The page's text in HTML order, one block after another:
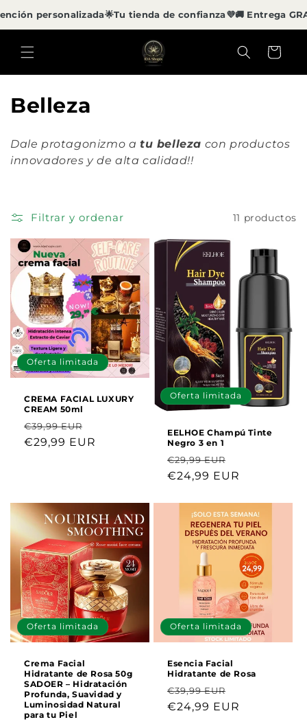
directamente
al contenido
personalizada🌟Tu tienda de confianza💜🚚 Entrega
Carrito
C
l
c
c
i
ó
n
:
Belleza
Dale protagonizmo a tu belleza con productos
innovadores y de alta calidad!!
Filtrar y ordenar 11 productos
Oferta limitada
CREMA FACIAL LUXURY
CREAM 50ml
Precio
habitual
€39,99 EUR
de
€29,99 EUR
Oferta limitada
EELHOE Champú Tinte
Negro 3 en 1
Precio
habitual
€29,99 EUR
de
€24,99 EUR
Oferta limitada
Crema Facial
Hidratante de Rosa 50g
SADOER – Hidratación
Profunda, Suavidad y
Luminosidad Natural
para tu Piel
Oferta limitada
Esencia Facial
Hidratante de Rosa
Precio
habitual
€39,99 EUR
de
€24,99 EUR